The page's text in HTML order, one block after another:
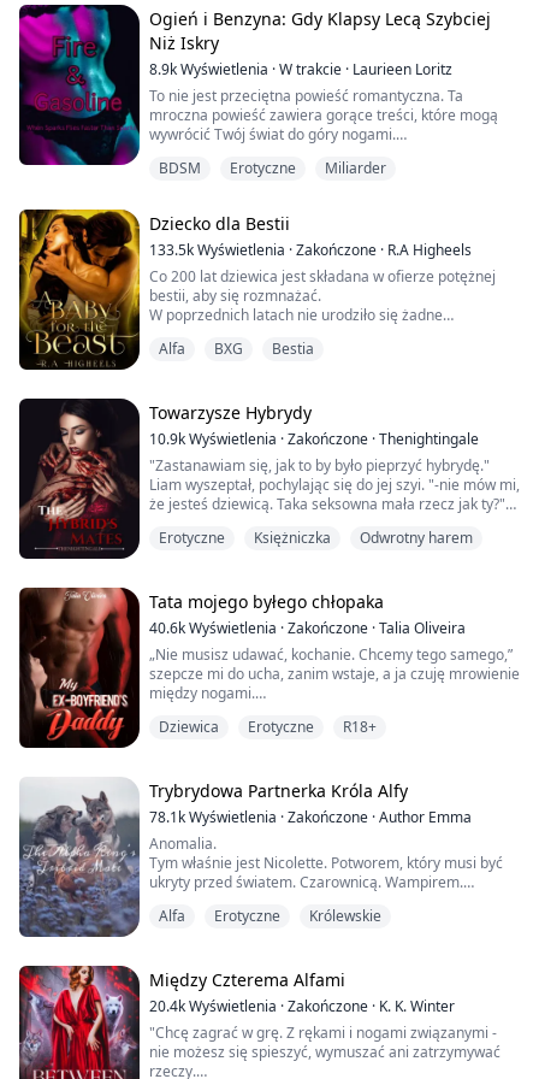
niebezpieczeństwem.
"Nie, to niemożliwe......
Ogień i Benzyna: Gdy Klapsy Lecą Szybciej
Niż Iskry
8.9kWyświetlenia ·W trakcie · Laurieen Loritz
To nie jest przeciętna powieść romantyczna. Ta
mroczna powieść zawiera gorące treści, które mogą
wywrócić Twój świat do góry nogami.
Jedną z Twoich największych fantazji nie powinno być
Nigdy nie pozwól, aby Twój szef wprowadził Cię w
ciemność, odkrywając przed Tobą zupełnie nowy świat,
o którym nie miałaś pojęcia.
BDSM Erotyczne Miliarder
Dziecko dla Bestii
133.5kWyświetlenia ·Zakończone · R.A Higheels
Co 200 lat dziewica jest składana w ofierze potężnej
bestii, aby się rozmnażać.
W poprzednich latach nie urodziło się żadne
dać mu potomka.
Jestem Ava Goodchild, jedną z wybranych dziewic.
{KSIĘGA 1 z serii Dystopia}
Alfa BXG Bestia
Towarzysze Hybrydy
10.9kWyświetlenia ·Zakończone ·Thenightingale
"Zastanawiam się, jak to by było pieprzyć hybrydę."
Liam wyszeptał, pochylając się do jej szyi. "-nie mów mi,
że jesteś dziewicą. Taka seksowna mała rzecz jak ty?"
Xavier przesunęła ręce do jego gardła i zaśmiała się.
ciało."
Sebastian położył zimną i miękką dłoń na jej policzku,
zanim zło...
Erotyczne Księżniczka Odwrotny harem
Tata mojego byłego chłopaka
40.6kWyświetlenia ·Zakończone ·Talia Oliveira
„Nie musisz udawać, kochanie. Chcemy tego samego,”
szepcze mi do ucha, zanim wstaje, a ja czuję mrowienie
między nogami.
„Jesteś bardzo pewny siebie, Kauer.” Podążam za nim i
czego chcę?”
„Wiem, Hana, bo odkąd mnie zobaczyłaś, nie przestałaś
zaciskać ud,” szepcze prawie niesłyszalnie, jego kla...
Dziewica Erotyczne R18+
Trybrydowa Partnerka Króla Alfy
78.1kWyświetlenia ·Zakończone ·Author Emma
Anomalia.
Tym właśnie jest Nicolette. Potworem, który musi być
ukryty przed światem. Czarownicą. Wampirem.
małej formie.
nigdy nie szukała. Ukrywa się. Nigdy nie chce być
znaleziona.
Prawdziwy Potwór.
Potężny Alfa Król. Malcom.
Ni...
Alfa Erotyczne Królewskie
Między Czterema Alfami
20.4kWyświetlenia ·Zakończone · K. K. Winter
"Chcę zagrać w grę. Z rękami i nogami związanymi -
nie możesz się spieszyć, wymuszać ani zatrzymywać
rzeczy.